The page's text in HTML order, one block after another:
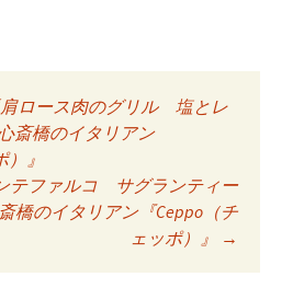
ゲーショ
ロース肉のグリル 塩とレ
斎橋のイタリアン
）』
テファルコ サグランティー
のイタリアン『Ceppo（チ
ェッポ）』
→